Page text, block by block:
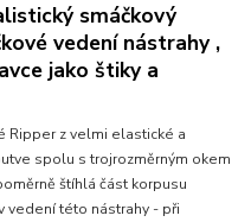
smáčkový
vedení nástrahy ,
jako štiky a
Ripper z velmi elastické a
spolu s trojrozměrným okem
štíhlá část korpusu
vedení této nástrahy - při